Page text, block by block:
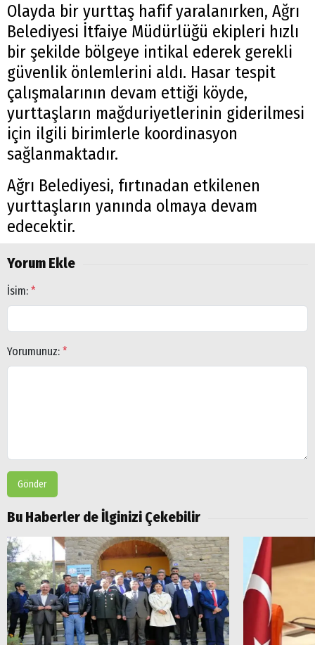
Olayda bir yurttaş hafif yaralanırken, Ağrı
Belediyesi İtfaiye Müdürlüğü ekipleri hızlı
bir şekilde bölgeye intikal ederek gerekli
güvenlik önlemlerini aldı. Hasar tespit
çalışmalarının devam ettiği köyde,
yurttaşların mağduriyetlerinin giderilmesi
için ilgili birimlerle koordinasyon
sağlanmaktadır.
Ağrı Belediyesi, fırtınadan etkilenen
yurttaşların yanında olmaya devam
edecektir.
Yorum Ekle
İsim: *
Yorumunuz: *
Gönder
Bu Haberler de İlginizi Çekebilir